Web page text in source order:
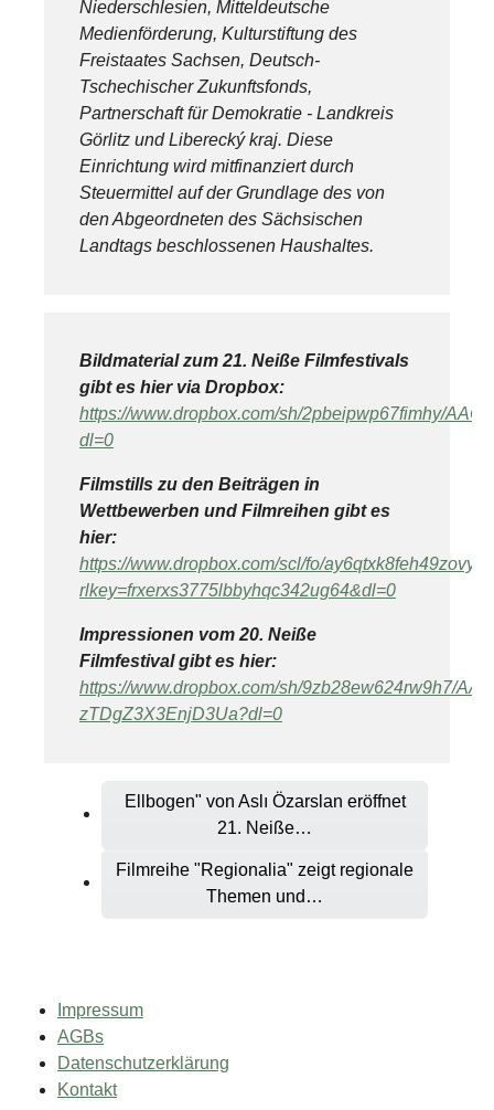
Niederschlesien, Mitteldeutsche
Medienförderung, Kulturstiftung des
Freistaates Sachsen, Deutsch-
Tschechischer Zukunftsfonds,
Partnerschaft für Demokratie - Landkreis
Görlitz und Liberecký kraj. Diese
Einrichtung wird mitfinanziert durch
Steuermittel auf der Grundlage des von
den Abgeordneten des Sächsischen
Landtags beschlossenen Haushaltes.
Bildmaterial zum 21. Neiße Filmfestivals
gibt es hier via Dropbox:
https://www.dropbox.com/sh/2pbeipwp67fimhy/
dl=0
Filmstills zu den Beiträgen in
Wettbewerben und Filmreihen gibt es
hier:
https://www.dropbox.com/scl/fo/
rlkey=frxerxs3775lbbyhqc342ug64&dl=0
Impressionen vom 20. Neiße
Filmfestival gibt es hier:
https://www.dropbox.com/sh/9zb28ew624rw9h7/
zTDgZ3X3EnjD3Ua?dl=0
Ellbogen" von Aslı Özarslan eröffnet
21. Neiße…
Filmreihe "Regionalia" zeigt regionale
Themen und…
Impressum
AGBs
Datenschutzerklärung
Kontakt